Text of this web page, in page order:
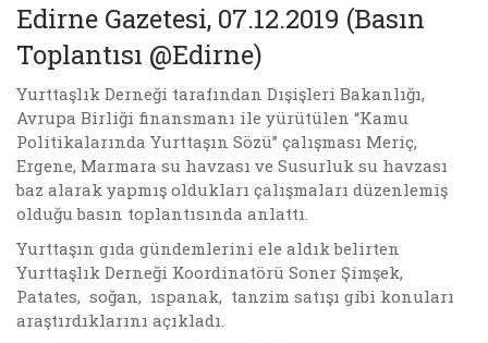
Edirne Gazetesi, 07.12.2019 (Basın
Toplantısı @Edirne)
Yurttaşlık Derneği tarafından Dışişleri Bakanlığı,
Avrupa Birliği finansmanı ile yürütülen “Kamu
Politikalarında Yurttaşın Sözü” çalışması Meriç,
Ergene, Marmara su havzası ve Susurluk su havzası
baz alarak yapmış oldukları çalışmaları düzenlemiş
olduğu basın toplantısında anlattı.
Yurttaşın gıda gündemlerini ele aldık belirten
Yurttaşlık Derneği Koordinatörü Soner Şimşek,
Patates, soğan, ıspanak, tanzim satışı gibi konuları
araştırdıklarını açıkladı.